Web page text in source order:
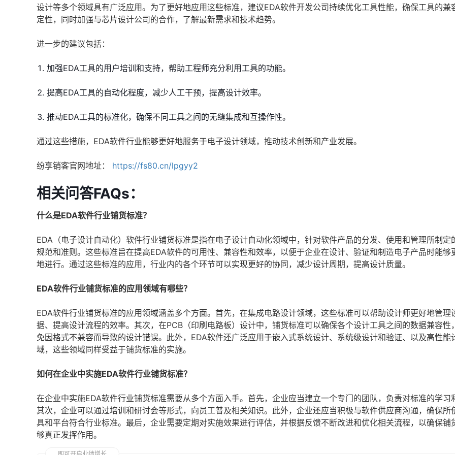
设计等多个领域具有广泛应用。为了更好地应用这些标准，建议EDA软件开发公司持续优化工具性能，确保工具的兼
定性，同时加强与芯片设计公司的合作，了解最新需求和技术趋势。
进一步的建议包括：
加强EDA工具的用户培训和支持，帮助工程师充分利用工具的功能。
提高EDA工具的自动化程度，减少人工干预，提高设计效率。
推动EDA工具的标准化，确保不同工具之间的无缝集成和互操作性。
通过这些措施，EDA软件行业能够更好地服务于电子设计领域，推动技术创新和产业发展。
纷享销客官网地址： https://fs80.cn/lpgyy2
相关问答FAQs：
什么是EDA软件行业铺货标准？
EDA（电子设计自动化）软件行业铺货标准是指在电子设计自动化领域中，针对软件产品的分发、使用和管理所制定
规范和准则。这些标准旨在提高EDA软件的可用性、兼容性和效率，以便于企业在设计、验证和制造电子产品时能够
地进行。通过这些标准的应用，行业内的各个环节可以实现更好的协同，减少设计周期，提高设计质量。
EDA软件行业铺货标准的应用领域有哪些？
EDA软件行业铺货标准的应用领域涵盖多个方面。首先，在集成电路设计领域，这些标准可以帮助设计师更好地管理
据、提高设计流程的效率。其次，在PCB（印刷电路板）设计中，铺货标准可以确保各个设计工具之间的数据兼容性
免因格式不兼容而导致的设计错误。此外，EDA软件还广泛应用于嵌入式系统设计、系统级设计和验证、以及高性能
域，这些领域同样受益于铺货标准的实施。
如何在企业中实施EDA软件行业铺货标准？
在企业中实施EDA软件行业铺货标准需要从多个方面入手。首先，企业应当建立一个专门的团队，负责对标准的学习
其次，企业可以通过培训和研讨会等形式，向员工普及相关知识。此外，企业还应当积极与软件供应商沟通，确保所
具和平台符合行业标准。最后，企业需要定期对实施效果进行评估，并根据反馈不断改进和优化相关流程，以确保铺
够真正发挥作用。